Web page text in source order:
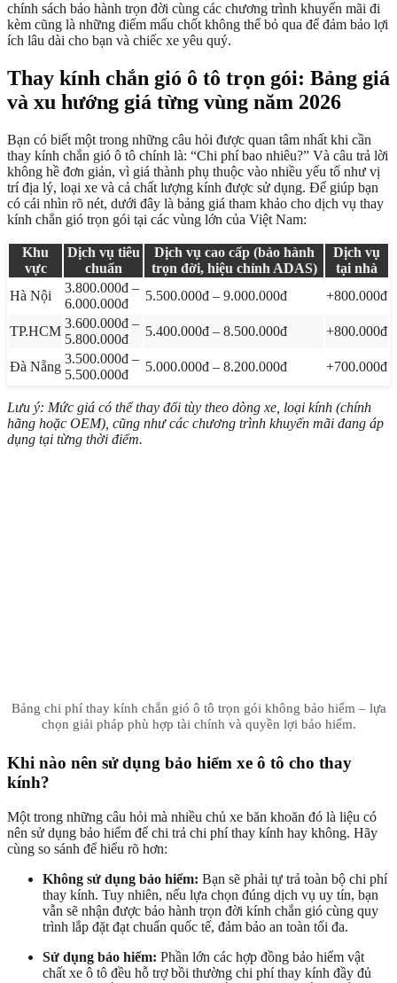
chính sách bảo hành trọn đời cùng các chương trình khuyến mãi đi
kèm cũng là những điểm mấu chốt không thể bỏ qua để đảm bảo lợi
ích lâu dài cho bạn và chiếc xe yêu quý.
Thay kính chắn gió ô tô trọn gói: Bảng giá
và xu hướng giá từng vùng năm 2026
Bạn có biết một trong những câu hỏi được quan tâm nhất khi cần
thay kính chắn gió ô tô chính là: “Chi phí bao nhiêu?” Và câu trả lời
không hề đơn giản, vì giá thành phụ thuộc vào nhiều yếu tố như vị
trí địa lý, loại xe và cả chất lượng kính được sử dụng. Để giúp bạn
có cái nhìn rõ nét, dưới đây là bảng giá tham khảo cho dịch vụ thay
kính chắn gió trọn gói tại các vùng lớn của Việt Nam:
Khu
vực
Dịch vụ tiêu
chuẩn
Dịch vụ cao cấp (bảo hành
trọn đời, hiệu chỉnh ADAS)
Dịch vụ
tại nhà
Hà Nội
3.800.000đ –
6.000.000đ
5.500.000đ – 9.000.000đ +800.000đ
TP.HCM
3.600.000đ –
5.800.000đ
5.400.000đ – 8.500.000đ +800.000đ
Đà Nẵng
3.500.000đ –
5.500.000đ
5.000.000đ – 8.200.000đ +700.000đ
Lưu ý: Mức giá có thể thay đổi tùy theo dòng xe, loại kính (chính
hãng hoặc OEM), cũng như các chương trình khuyến mãi đang áp
dụng tại từng thời điểm.
Bảng chi phí thay kính chắn gió ô tô trọn gói không bảo hiểm – lựa
chọn giải pháp phù hợp tài chính và quyền lợi bảo hiểm.
Khi nào nên sử dụng bảo hiểm xe ô tô cho thay
kính?
Một trong những câu hỏi mà nhiều chủ xe băn khoăn đó là liệu có
nên sử dụng bảo hiểm để chi trả chi phí thay kính hay không. Hãy
cùng so sánh để hiểu rõ hơn:
Không sử dụng bảo hiểm: Bạn sẽ phải tự trả toàn bộ chi phí
thay kính. Tuy nhiên, nếu lựa chọn đúng dịch vụ uy tín, bạn
vẫn sẽ nhận được bảo hành trọn đời kính chắn gió cùng quy
trình lắp đặt đạt chuẩn quốc tế, đảm bảo an toàn tối đa.
Sử dụng bảo hiểm: Phần lớn các hợp đồng bảo hiểm vật
chất xe ô tô đều hỗ trợ bồi thường chi phí thay kính đầy đủ